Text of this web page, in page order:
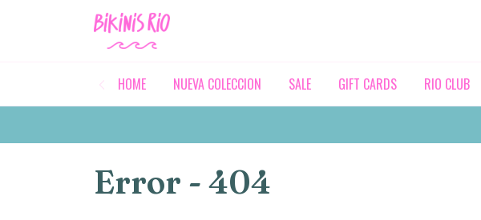
HOME NUEVA COLECCION SALE GIFT CARDS RIO CLUB
Error - 404